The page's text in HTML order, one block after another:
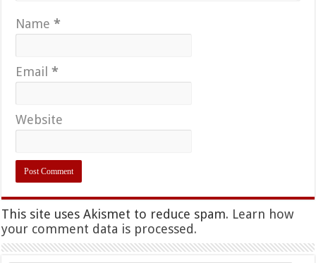
Name*
Email*
Website
This site uses Akismet to reduce spam. Learn how
your comment data is processed.